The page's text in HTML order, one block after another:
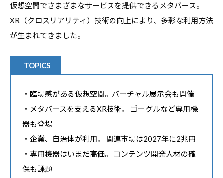
仮想空間でさまざまなサービスを提供できるメタバース。
XR（クロスリアリティ）技術の向上により、多彩な利用方法
が生まれてきました。
TOPICS
・臨場感がある仮想空間。バーチャル展示会も開催
・メタバースを支えるXR技術。 ゴーグルなど専用機
器も登場
・企業、自治体が利用。 関連市場は2027年に2兆円
・専用機器はいまだ高価。 コンテンツ開発人材の確
保も課題